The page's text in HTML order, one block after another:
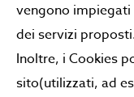
vengono impiegati
dei servizi
Inoltre, i Cookies
sito(utilizzati, ad